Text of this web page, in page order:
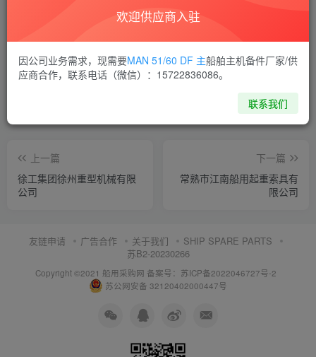
喜欢就支持一下吧
上一篇
徐工集团徐州重型机械有限
公司
下一篇
常熟市江南船用起重索具有
限公司
友链申请 广告合作 关于我们
SHIP SPARE PARTS
苏B2-20230266
Copyright ©2021 船用采购网 备案号：苏ICP备2022046727号-2
苏公网安备 32120402000447号
欢迎供应商入驻
因公司业务需求，现需要MAN 51/60 DF 主船舶主机备件厂家/供
应商合作，联系电话（微信）：15722836086。
联系我们